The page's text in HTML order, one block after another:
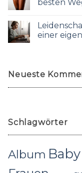
besten
einer
Neueste
Schlagwörter
Album Baby